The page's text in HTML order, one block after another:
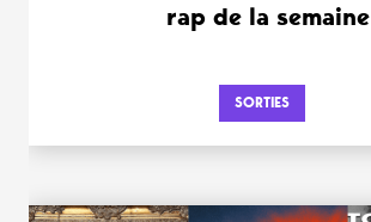
rap de la semaine
SORTIES